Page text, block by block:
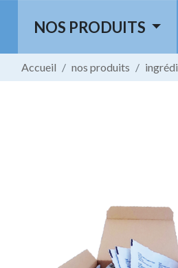
NOS PRODUITS
Accueil nos produits